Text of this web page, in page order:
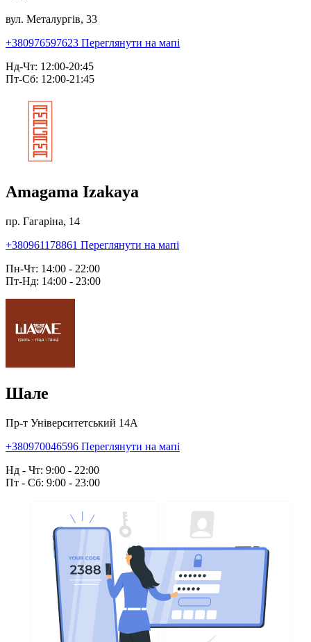
вул. Металургів, 33
+380976597623 Переглянути на мапі
Нд-Чт: 12:00-20:45
Пт-Сб: 12:00-21:45
Amagama Izakaya
пр. Гагаріна, 14
+380961178861 Переглянути на мапі
Пн-Чт: 14:00 - 22:00
Пт-Нд: 14:00 - 23:00
Шале
Пр-т Університетський 14А
+380970046596 Переглянути на мапі
Нд - Чт: 9:00 - 22:00
Пт - Сб: 9:00 - 23:00